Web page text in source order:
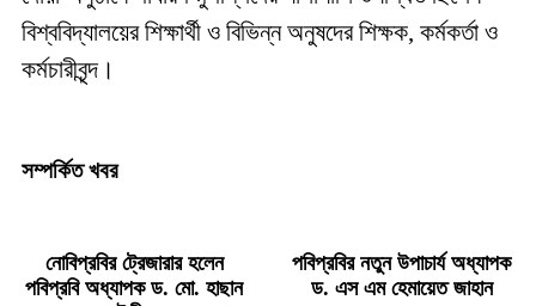
বিশ্ববিদ্যালয়ের শিক্ষার্থী ও বিভিন্ন অনুষদের শিক্ষক, কর্মকর্তা ও
কর্মচারীবৃন্দ।
সম্পর্কিত খবর
নোবিপ্রবির ট্রেজারার হলেন
পবিপ্রবি অধ্যাপক ড. মো. হাছান
পবিপ্রবির নতুন উপাচার্য অধ্যাপক
ড. এস এম হেমায়েত জাহান